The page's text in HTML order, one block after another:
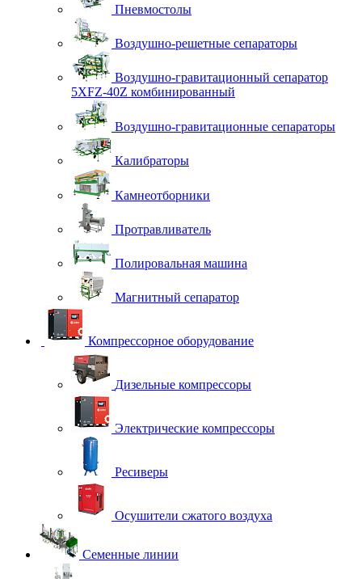
Пневмостолы
Воздушно-решетные сепараторы
Воздушно-гравитационный сепаратор
5XFZ-40Z комбинированный
Воздушно-гравитационные сепараторы
Калибраторы
Камнеотборники
Протравливатель
Полировальная машина
Магнитный сепаратор
Компрессорное оборудование
Дизельные компрессоры
Электрические компрессоры
Ресиверы
Осушители сжатого воздуха
Семенные линии